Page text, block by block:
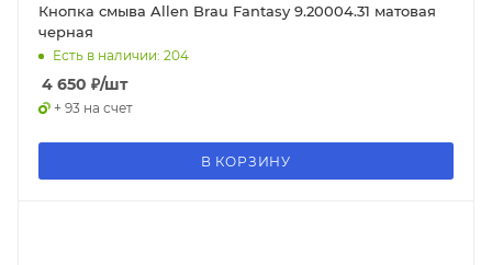
Кнопка смыва Allen Brau Fantasy 9.20004.31 матовая
черная
Есть в наличии: 204
4 650 ₽/шт
+ 93 на счет
В КОРЗИНУ